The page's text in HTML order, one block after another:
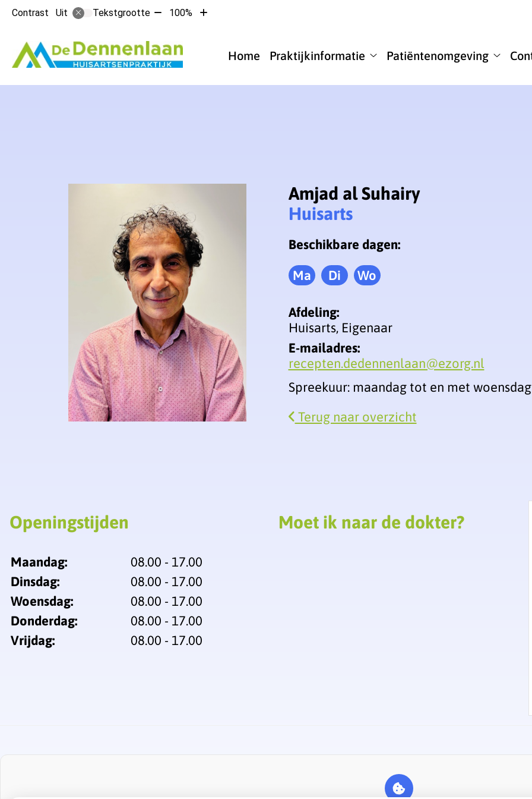
Contrast Uit Tekstgrootte Tekst
10%
100%
Tekst
Home Praktijkinformatie Patiëntenomgeving
Amjad al Suhairy
Huisarts
Beschikbare dagen:
Maandag
Ma Dinsdag
Di Woensdag
Wo
Afdeling:
Huisarts, Eigenaar
E-mailadres:
recepten.dedennenlaan@ezorg.nl
Spreekuur: maandag tot en met
Terug naar overzicht
Openingstijden
Maandag:
08.00 - 17.00
Dinsdag:
08.00 - 17.00
Woensdag:
08.00 - 17.00
Donderdag:
08.00 - 17.00
Vrijdag:
08.00 - 17.00
Moet ik naar de dokter?